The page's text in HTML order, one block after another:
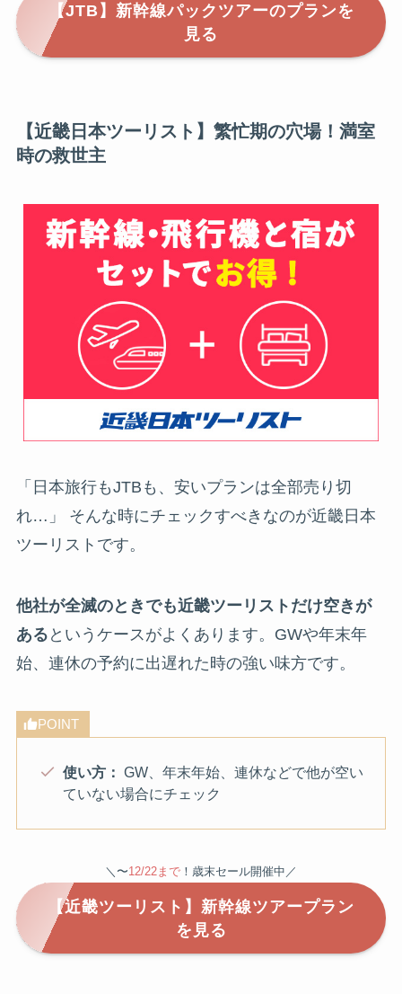
【JTB】新幹線パックツアーのプランを
見る
【近畿日本ツーリスト】繁忙期の穴場！満室
時の救世主
「日本旅行もJTBも、安いプランは全部売り切
れ…」 そんな時にチェックすべきなのが近畿日本
ツーリストです。
他社が全滅のときでも近畿ツーリストだけ空きが
ある というケースがよくあります。GWや年末年
始、連休の予約に出遅れた時の強い味方です。
POINT
使い方： GW、年末年始、連休などで他が空い
ていない場合にチェック
＼〜12/22まで ！歳末セール開催中／
【近畿ツーリスト】新幹線ツアープラン
を見る